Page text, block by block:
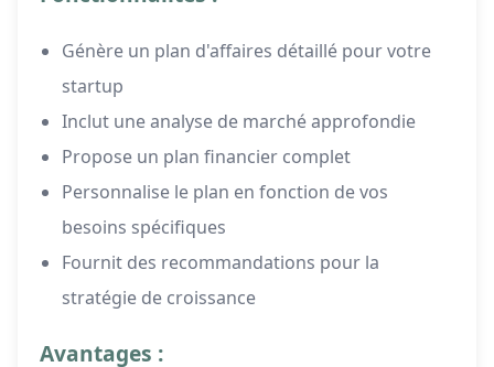
Génère un plan d'affaires détaillé pour votre
startup
Inclut une analyse de marché approfondie
Propose un plan financier complet
Personnalise le plan en fonction de vos
besoins spécifiques
Fournit des recommandations pour la
stratégie de croissance
Avantages :